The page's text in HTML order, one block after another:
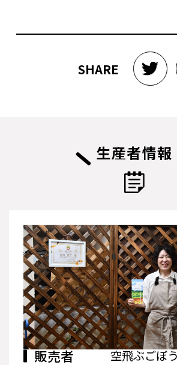
SHARE
生産者情報
販売者 空飛ぶごぼ